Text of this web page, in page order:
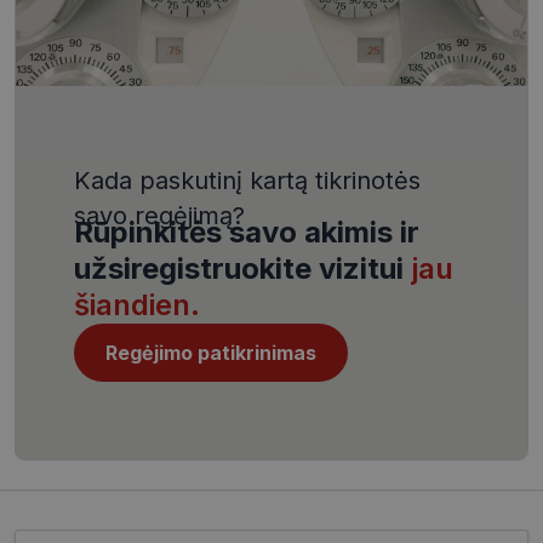
Kada paskutinį kartą tikrinotės
savo regėjimą?
Rūpinkitės savo akimis ir
užsiregistruokite vizitui jau
šiandien.
Regėjimo patikrinimas
VISITOR_PRIVACY_METADATA
YouTube
.youtube.com
5 mėnesiai
4 savaitės
CookieScriptConsent
www.visionexpress.lt